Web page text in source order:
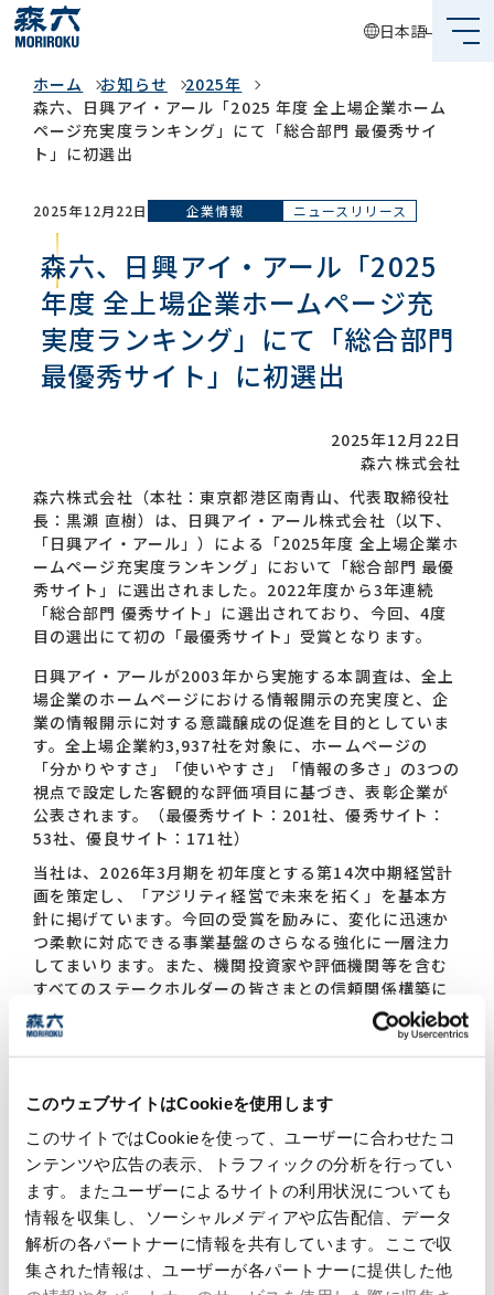
このウェブサイトはCookieを使用します
このサイトではCookieを使って、ユーザーに合わせたコ
ンテンツや広告の表示、トラフィックの分析を行ってい
ます。またユーザーによるサイトの利用状況についても
情報を収集し、ソーシャルメディアや広告配信、データ
解析の各パートナーに情報を共有しています。ここで収
集された情報は、ユーザーが各パートナーに提供した他
日本語
森六って何？
企業情報
サステナビリティ
投資家情報
採用情報
お問い合わせ一覧
おすすめキーワード
#会社概要
#森六って何？
#グローバルネットワーク
#ダイバーシティ＆インクルージョン
#統合報告書
ホーム お知らせ
2025年
森六、日興アイ・アール「2025 年度 全上場企業ホーム
ページ充実度ランキング」にて「総合部門 最優秀サイ
ト」に初選出
2025年12月22日 企業情報 ニュースリリース
森六、日興アイ・アール「2025
年度 全上場企業ホームページ充
実度ランキング」にて「総合部門
最優秀サイト」に初選出
2025年12月22日
森六株式会社
森六株式会社（本社：東京都港区南青山、代表取締役社
長：黒瀨 直樹）は、日興アイ・アール株式会社（以下、
「日興アイ・アール」）による「2025年度 全上場企業ホ
ームページ充実度ランキング」において「総合部門 最優
秀サイト」に選出されました。2022年度から3年連続
「総合部門 優秀サイト」に選出されており、今回、4度
目の選出にて初の「最優秀サイト」受賞となります。
日興アイ・アールが2003年から実施する本調査は、全上
場企業のホームページにおける情報開示の充実度と、企
業の情報開示に対する意識醸成の促進を目的としていま
す。全上場企業約3,937社を対象に、ホームページの
「分かりやすさ」「使いやすさ」「情報の多さ」の3つの
視点で設定した客観的な評価項目に基づき、表彰企業が
公表されます。（最優秀サイト：201社、優秀サイト：
53社、優良サイト：171社）
当社は、2026年3月期を初年度とする第14次中期経営計
画を策定し、「アジリティ経営で未来を拓く」を基本方
針に掲げています。今回の受賞を励みに、変化に迅速か
つ柔軟に対応できる事業基盤のさらなる強化に一層注力
してまいります。また、機関投資家や評価機関等を含む
すべてのステークホルダーの皆さまとの信頼関係構築に
向けて、適時・適切な情報開示とコーポレートサイトの
継続的な充実を追求し、積極的なコミュニケーションに
引き続き努めてまいります。
◆日興アイ・アール「2025年度 全上場企業ホームページ
充実度ランキング」
お知らせ一覧